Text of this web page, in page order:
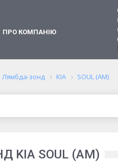
ПРО КОМПАНІЮ
Лямбда-зонд KIA SOUL (AM)
SOUL (AM)